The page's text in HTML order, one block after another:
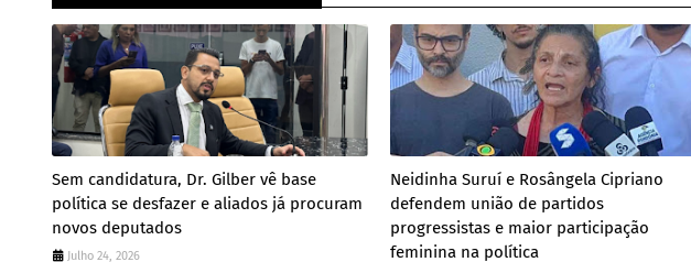
Sem candidatura, Dr. Gilber vê base
política se desfazer e aliados já procuram
novos deputados
Julho 24, 2026
Neidinha Suruí e Rosângela Cipriano
defendem união de partidos
progressistas e maior participação
feminina na política